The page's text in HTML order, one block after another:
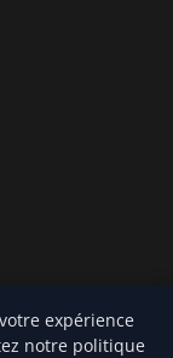
expérience
notre politique